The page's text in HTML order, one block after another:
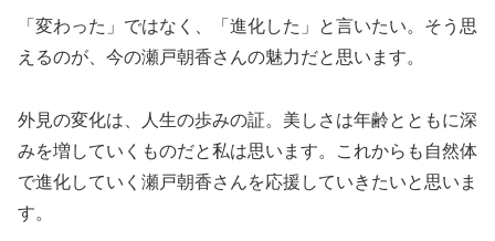
「変わった」ではなく、「進化した」と言いたい。そう思
えるのが、今の瀬戸朝香さんの魅力だと思います。
外見の変化は、人生の歩みの証。美しさは年齢とともに深
みを増していくものだと私は思います。これからも自然体
で進化していく瀬戸朝香さんを応援していきたいと思いま
す。